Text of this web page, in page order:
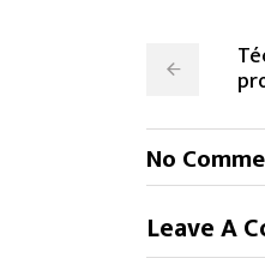
No
Leave A